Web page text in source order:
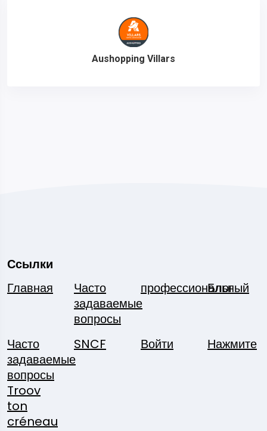
Aushopping Villars
Ссылки
Главная
Часто
задаваемые
вопросы
профессиональный
Блог
Часто
задаваемые
вопросы
Troov
ton
créneau
SNCF Войти Нажмите